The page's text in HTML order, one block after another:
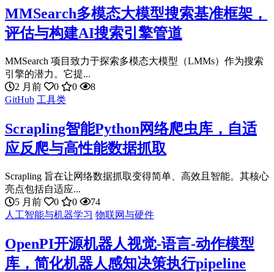
MMSearch多模态大模型搜索基准框架，
评估与构建AI搜索引擎管道
MMSearch 项目致力于探索多模态大模型（LMMs）作为搜索
引擎的潜力。它提...
2 月前
0 0
8
GitHub 工具类
Scrapling智能Python网络爬虫库，自适
应反爬与高性能数据抓取
Scrapling 旨在让网络数据抓取变得简单、高效且智能。其核心
亮点包括自适应...
5 月前
0 0
74
人工智能与机器学习 物联网与硬件
OpenPI开源机器人视觉-语言-动作模型
库，简化机器人感知决策执行pipeline